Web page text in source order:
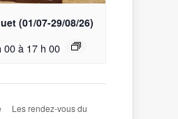
(01/07-29/08/26)
00à 17 h 00
Les rendez-vous du